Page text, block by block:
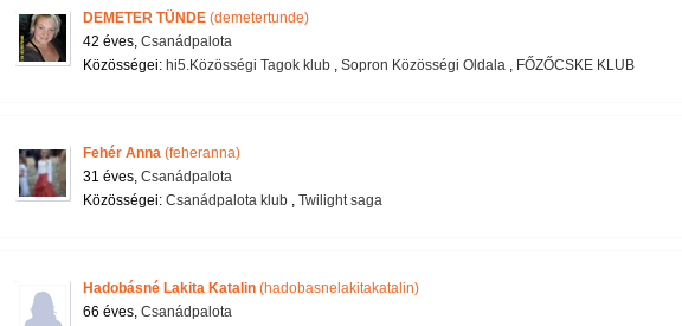
DEMETER TÜNDE(demetertunde)
42 éves, Csanádpalota
Közösségei: hi5.Közösségi Tagok klub, Sopron Közösségi Oldala, FŐZŐCSKE KLUB
Fehér Anna(feheranna)
31 éves, Csanádpalota
Közösségei: Csanádpalota klub, Twilight saga
Hadobásné Lakita Katalin(hadobasnelakitakatalin)
66 éves, Csanádpalota